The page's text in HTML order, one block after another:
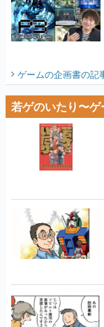
ゲームの企画書の記
若ゲのいたり〜